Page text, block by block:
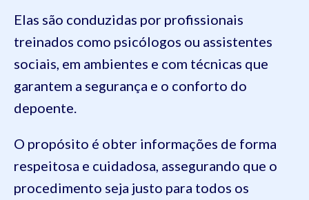
Elas são conduzidas por profissionais
treinados como psicólogos ou assistentes
sociais, em ambientes e com técnicas que
garantem a segurança e o conforto do
depoente.
O propósito é obter informações de forma
respeitosa e cuidadosa, assegurando que o
procedimento seja justo para todos os